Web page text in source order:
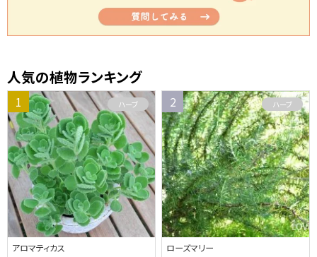
人気の植物ランキング
アロマティカス
ハーブ
ローズマリー
ハーブ